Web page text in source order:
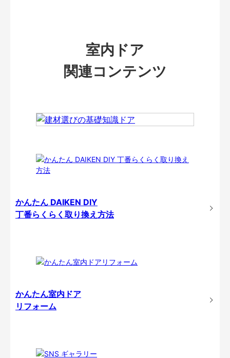
室内ドア
関連コンテンツ
かんたん DAIKEN DIY
丁番らくらく取り換え方法
かんたん室内ドア
リフォーム